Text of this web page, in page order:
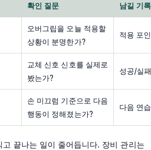
확인 질문 남길 기록
오버그립을 오늘 적용할
상황이 분명한가?
적용 포
교체 신호 신호를 실제로
봤는가?
성공/실
손 미끄럼 기준으로 다음
행동이 정해졌는가?
다음 연
끝나는 일이 줄어듭니다. 장비 관리는